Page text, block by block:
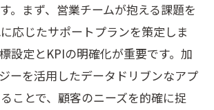
。まず、営業チームが抱える課題を
応じたサポートプランを策定しま
設定とKPIの明確化が重要です。加
ーを活用したデータドリブンなアプ
ことで、顧客のニーズを的確に捉